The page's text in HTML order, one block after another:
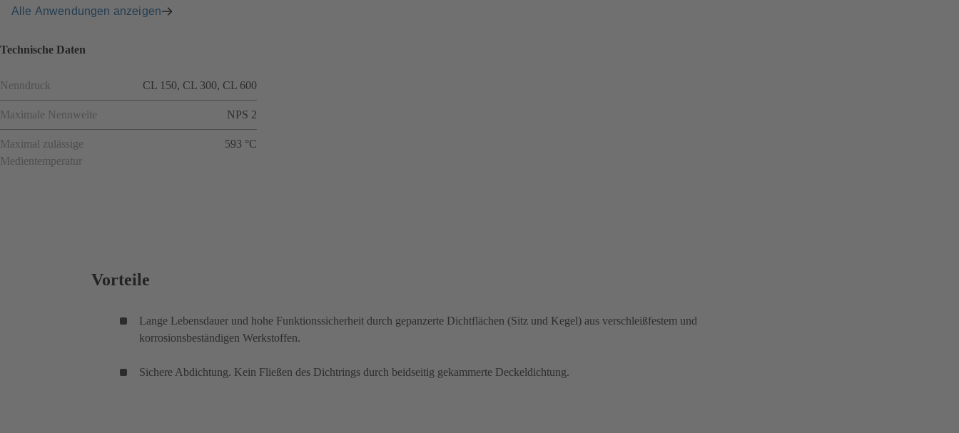
Alle Anwendungen anzeigen
Technische Daten
Nenndruck CL 150, CL 300, CL 600
Maximale Nennweite NPS 2
Maximal zulässige
Medientemperatur
593 °C
Vorteile
Lange Lebensdauer und hohe Funktionssicherheit durch gepanzerte Dichtflächen (Sitz und Kegel) aus verschleißfestem und
korrosionsbeständigen Werkstoffen.
Sichere Abdichtung. Kein Fließen des Dichtrings durch beidseitig gekammerte Deckeldichtung.